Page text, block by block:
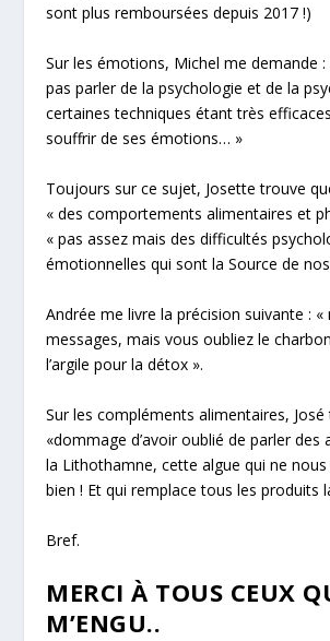
sont plus remboursées depuis 2017 !)
Sur les émotions, Michel me demande
pas parler de la psychologie et de la
certaines techniques étant très
souffrir de ses émotions… »
Toujours sur ce sujet, Josette trouve
«des comportements alimentaires et
«pas assez mais des difficultés
émotionnelles qui sont la Source de
Andrée me livre la précision suivante : «
messages, mais vous oubliez le
l’argilepour la détox ».
Sur lescompléments alimentaires,
«dommage d’avoir oublié de parler des
la Lithothamne, cette algue qui ne
bien ! Et qui remplace tous les produits
Bref.
MERCI À TOUS CEUX
M’ENGU..